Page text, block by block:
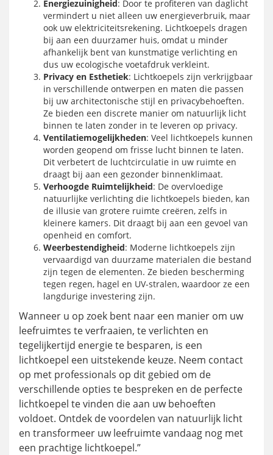
Energiezuinigheid: Door te profiteren van daglicht
vermindert u niet alleen uw energieverbruik, maar
ook uw elektriciteitsrekening. Lichtkoepels dragen
bij aan een duurzamer huis, omdat u minder
afhankelijk bent van kunstmatige verlichting en
dus uw ecologische voetafdruk verkleint.
Privacy en Esthetiek: Lichtkoepels zijn verkrijgbaar
in verschillende ontwerpen en maten die passen
bij uw architectonische stijl en privacybehoeften.
Ze bieden een discrete manier om natuurlijk licht
binnen te laten zonder in te leveren op privacy.
Ventilatiemogelijkheden: Veel lichtkoepels kunnen
worden geopend om frisse lucht binnen te laten.
Dit verbetert de luchtcirculatie in uw ruimte en
draagt bij aan een gezonder binnenklimaat.
Verhoogde Ruimtelijkheid: De overvloedige
natuurlijke verlichting die lichtkoepels bieden, kan
de illusie van grotere ruimte creëren, zelfs in
kleinere kamers. Dit draagt bij aan een gevoel van
openheid en comfort.
Weerbestendigheid: Moderne lichtkoepels zijn
vervaardigd van duurzame materialen die bestand
zijn tegen de elementen. Ze bieden bescherming
tegen regen, hagel en UV-stralen, waardoor ze een
langdurige investering zijn.
Wanneer u op zoek bent naar een manier om uw
leefruimtes te verfraaien, te verlichten en
tegelijkertijd energie te besparen, is een
lichtkoepel een uitstekende keuze. Neem contact
op met professionals op dit gebied om de
verschillende opties te bespreken en de perfecte
lichtkoepel te vinden die aan uw behoeften
voldoet. Ontdek de voordelen van natuurlijk licht
en transformeer uw leefruimte vandaag nog met
een prachtige lichtkoepel.”